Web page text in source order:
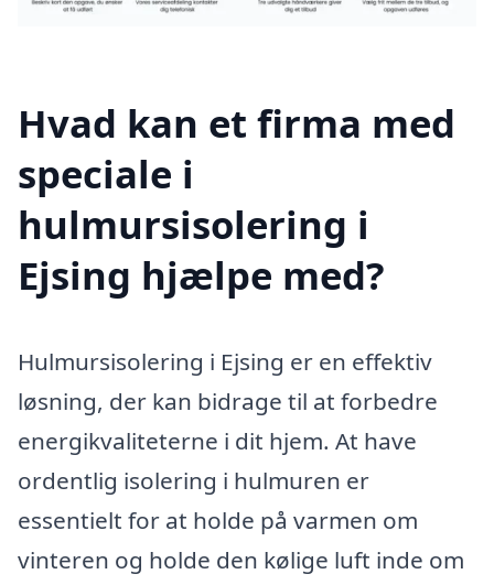
Hvad kan et firma med
speciale i
hulmursisolering i
Ejsing hjælpe med?
Hulmursisolering i Ejsing er en effektiv
løsning, der kan bidrage til at forbedre
energikvaliteterne i dit hjem. At have
ordentlig isolering i hulmuren er
essentielt for at holde på varmen om
vinteren og holde den kølige luft inde om